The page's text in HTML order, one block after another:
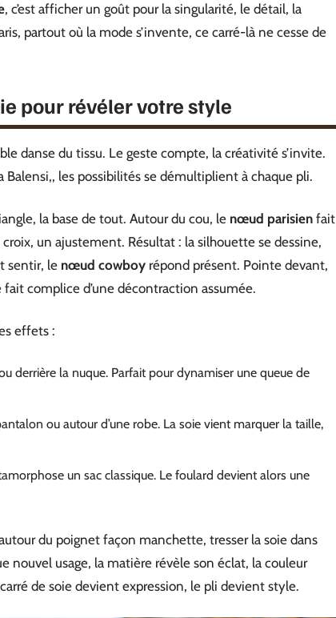
, c’est afficher un goût pour la singularité, le détail, la
partout où la mode s’invente, ce carré-là ne cesse de
pour révéler votre style
danse du tissu. Le geste compte, la créativité s’invite.
Balensi,, les possibilités se démultiplient à chaque pli.
la base de tout. Autour du cou, le nœud parisien fait
un ajustement. Résultat : la silhouette se dessine,
sentir, le nœud cowboy répond présent. Pointe devant,
complice d’une décontraction assumée.
effets :
derrière la nuque. Parfait pour dynamiser une queue de
ou autour d’une robe. La soie vient marquer la taille,
un sac classique. Le foulard devient alors une
du poignet façon manchette, tresser la soie dans
nouvel usage, la matière révèle son éclat, la couleur
de soie devient expression, le pli devient style.